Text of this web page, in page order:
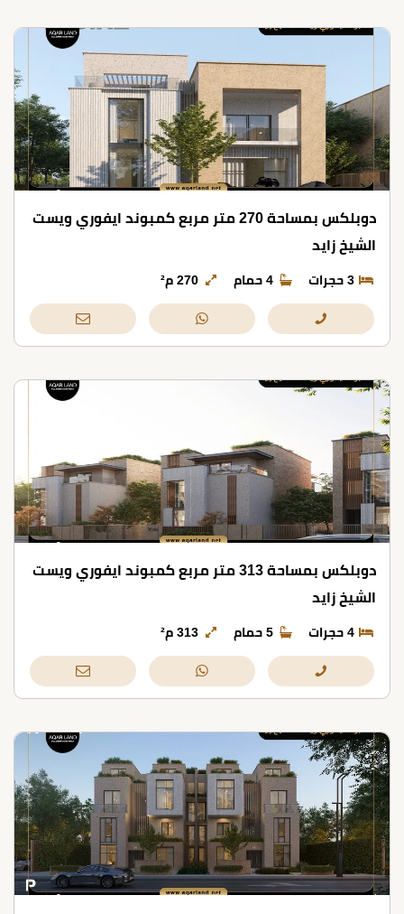
دوبلكس بمساحة 270 متر مربع كمبوند ايفوري ويست
الشيخ زايد
3 حجرات 4 حمام 270 م²
دوبلكس بمساحة 313 متر مربع كمبوند ايفوري ويست
الشيخ زايد
4 حجرات 5 حمام 313 م²